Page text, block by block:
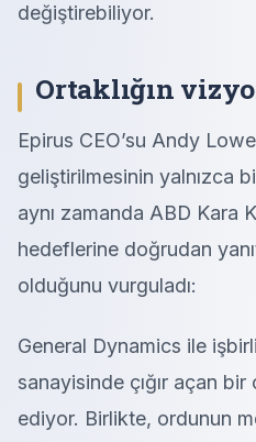
değiştirebiliyor.
Ortaklığın
Epirus CEO’su Andy
geliştirilmesinin yalnızca
aynı zamanda ABD Kara
hedeflerine doğrudan
olduğunu vurguladı:
General Dynamics ile
sanayisinde çığır açan
ediyor. Birlikte, ordunun